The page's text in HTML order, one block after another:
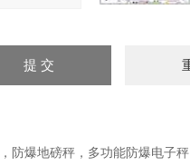
防爆地磅秤，多功能防爆电子秤